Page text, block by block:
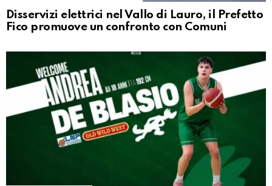
Disservizi elettrici nel Vallo di Lauro, il Prefetto
Fico promuove un confronto con Comuni